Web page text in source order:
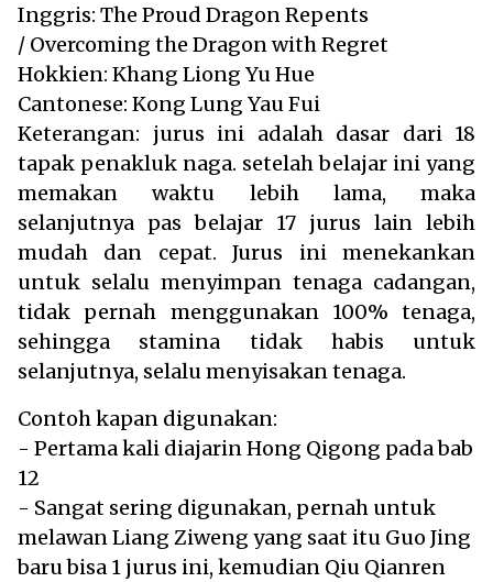
Inggris: The Proud Dragon Repents
/ Overcoming the Dragon with Regret
Hokkien: Khang Liong Yu Hue
Cantonese: Kong Lung Yau Fui
Keterangan: jurus ini adalah dasar dari 18
tapak penakluk naga. setelah belajar ini yang
memakan waktu lebih lama, maka
selanjutnya pas belajar 17 jurus lain lebih
mudah dan cepat. Jurus ini menekankan
untuk selalu menyimpan tenaga cadangan,
tidak pernah menggunakan 100% tenaga,
sehingga stamina tidak habis untuk
selanjutnya, selalu menyisakan tenaga.
Contoh kapan digunakan:
- Pertama kali diajarin Hong Qigong pada bab
12
- Sangat sering digunakan, pernah untuk
melawan Liang Ziweng yang saat itu Guo Jing
baru bisa 1 jurus ini, kemudian Qiu Qianren